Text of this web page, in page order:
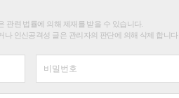
관련 법률에 의해 제재를 받을 수 있습니다.
인신공격성 글은 관리자의 판단에 의해 삭제 합니다.